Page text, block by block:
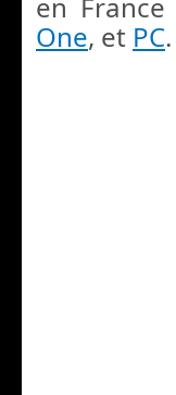
One, et PC.